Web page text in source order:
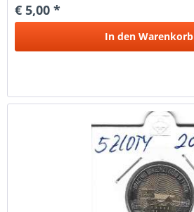
€ 5,00 *
In den Warenkorb